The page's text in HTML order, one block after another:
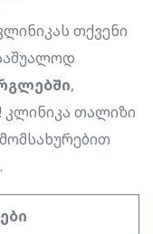
თქვენი
,
კლინიკა თალიზი